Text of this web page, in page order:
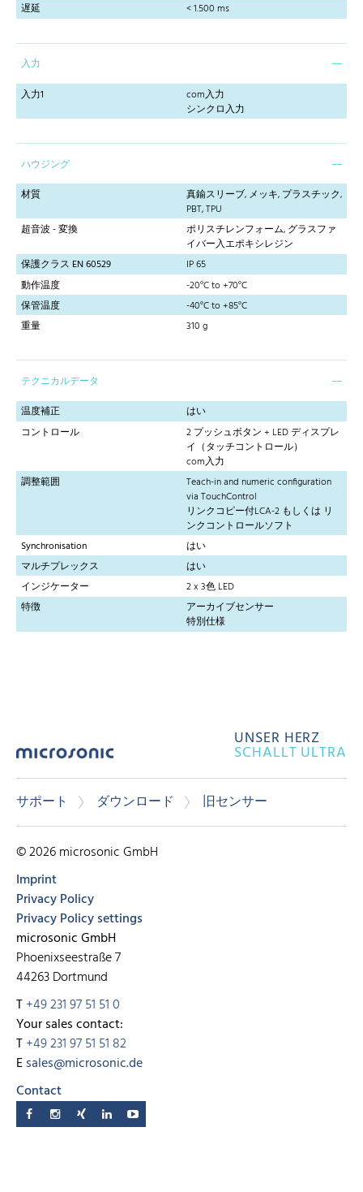
遅延
< 1.500 ms
入力
入力1
com入力
シンクロ入力
ハウジング
材質
真鍮スリーブ, メッキ, プラスチック,
PBT, TPU
超音波 - 変換
ポリスチレンフォーム, グラスファ
イバー入エポキシレジン
保護クラス EN 60529
IP 65
動作温度
-20°C to +70°C
保管温度
-40°C to +85°C
重量
310 g
テクニカルデータ
温度補正
はい
コントロール
2 プッシュボタン + LED ディスプレ
イ（タッチコントロール）
com入力
調整範囲
Teach-in and numeric configuration
via TouchControl
リンクコピー付LCA-2 もしくは リ
ンクコントロールソフト
Synchronisation
はい
マルチプレックス
はい
インジケーター
2 x 3色 LED
特徴
アーカイブセンサー
特別仕様
UNSER HERZ
SCHALLT ULTRA
サポート ダウンロード 旧センサー
© 2026 microsonic GmbH
Imprint
Privacy Policy
Privacy Policy settings
microsonic GmbH
Phoenixseestraße 7
44263 Dortmund
T+49 231 97 51 51 0
Your sales contact:
T+49 231 97 51 51 82
Esales@microsonic.de
Contact